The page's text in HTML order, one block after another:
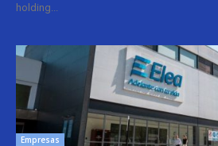
holding...
Empresas